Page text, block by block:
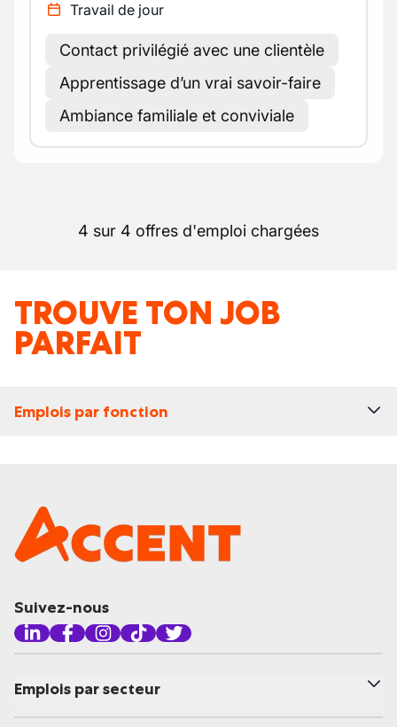
Travail de jour
Contact privilégié avec une clientèle
Apprentissage d’un vrai savoir-faire
Ambiance familiale et conviviale
4 sur 4 offres d'emploi chargées
TROUVE TON JOB
PARFAIT
Emplois par fonction
Suivez-nous
Emplois par secteur